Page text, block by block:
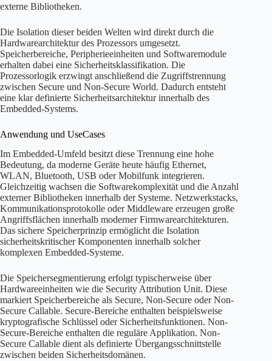
externe Bibliotheken.
Die Isolation dieser beiden Welten wird direkt durch die
Hardwarearchitektur des Prozessors umgesetzt.
Speicherbereiche, Peripherieeinheiten und Softwaremodule
erhalten dabei eine Sicherheitsklassifikation. Die
Prozessorlogik erzwingt anschließend die Zugriffstrennung
zwischen Secure und Non-Secure World. Dadurch entsteht
eine klar definierte Sicherheitsarchitektur innerhalb des
Embedded-Systems.
Anwendung und UseCases
Im Embedded-Umfeld besitzt diese Trennung eine hohe
Bedeutung, da moderne Geräte heute häufig Ethernet,
WLAN, Bluetooth, USB oder Mobilfunk integrieren.
Gleichzeitig wachsen die Softwarekomplexität und die Anzahl
externer Bibliotheken innerhalb der Systeme. Netzwerkstacks,
Kommunikationsprotokolle oder Middleware erzeugen große
Angriffsflächen innerhalb moderner Firmwarearchitekturen.
Das sichere Speicherprinzip ermöglicht die Isolation
sicherheitskritischer Komponenten innerhalb solcher
komplexen Embedded-Systeme.
Die Speichersegmentierung erfolgt typischerweise über
Hardwareeinheiten wie die Security Attribution Unit. Diese
markiert Speicherbereiche als Secure, Non-Secure oder Non-
Secure Callable. Secure-Bereiche enthalten beispielsweise
kryptografische Schlüssel oder Sicherheitsfunktionen. Non-
Secure-Bereiche enthalten die reguläre Applikation. Non-
Secure Callable dient als definierte Übergangsschnittstelle
zwischen beiden Sicherheitsdomänen.